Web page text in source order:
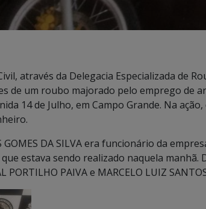
através da Delegacia Especializada de
de um roubo majorado pelo emprego de
14 de Julho, em Campo Grande. Na
GOMES DA SILVA era funcionário da
estava sendo realizado naquela manhã.
PAIVA e MARCELO LUIZ